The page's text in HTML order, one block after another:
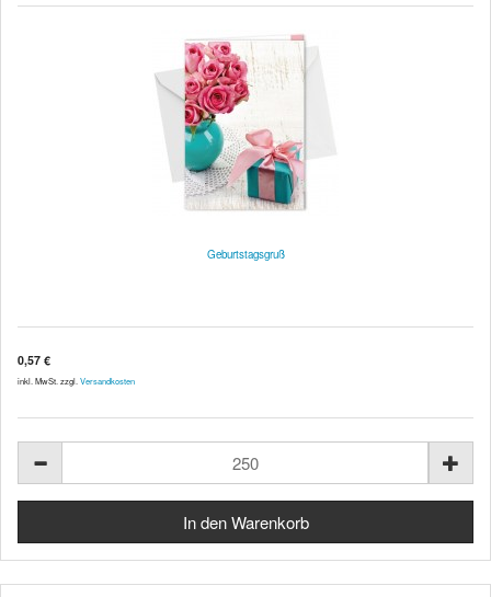
Geburtstagsgruß
0,57 €
inkl. MwSt. zzgl. Versandkosten